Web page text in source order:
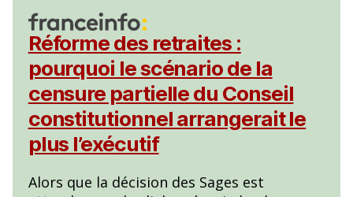
Réforme des retraites :
pourquoi le scénario de la
censure partielle du Conseil
constitutionnel arrangerait le
plus l’exécutif
Alors que la décision des Sages est